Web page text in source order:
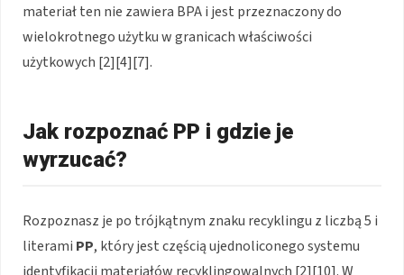
materiał ten nie zawiera BPA i jest przeznaczony do
wielokrotnego użytku w granicach właściwości
użytkowych [2][4][7].
Jak rozpoznać PP i gdzie je
wyrzucać?
Rozpoznasz je po trójkątnym znaku recyklingu z liczbą 5 i
literami PP, który jest częścią ujednoliconego systemu